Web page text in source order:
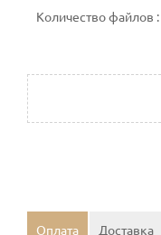
Количество файлов :
Оплата Доставка